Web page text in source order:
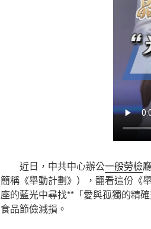
近日，中共中心辦公一般勞檢
簡稱《舉動計劃》），翻看這份《
座的藍光中尋找**「愛與孤獨的精
食品節儉減損。